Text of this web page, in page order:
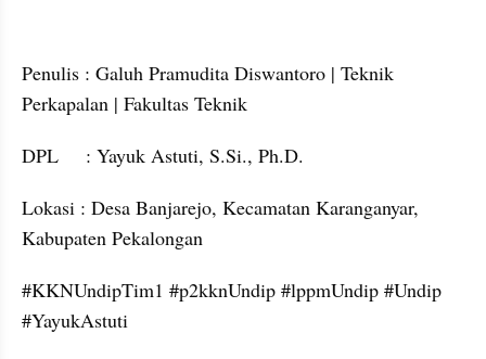
Penulis : Galuh Pramudita Diswantoro | Teknik
Perkapalan | Fakultas Teknik
DPL     : Yayuk Astuti, S.Si., Ph.D.
Lokasi : Desa Banjarejo, Kecamatan Karanganyar,
Kabupaten Pekalongan
#KKNUndipTim1 #p2kknUndip #lppmUndip #Undip
#YayukAstuti